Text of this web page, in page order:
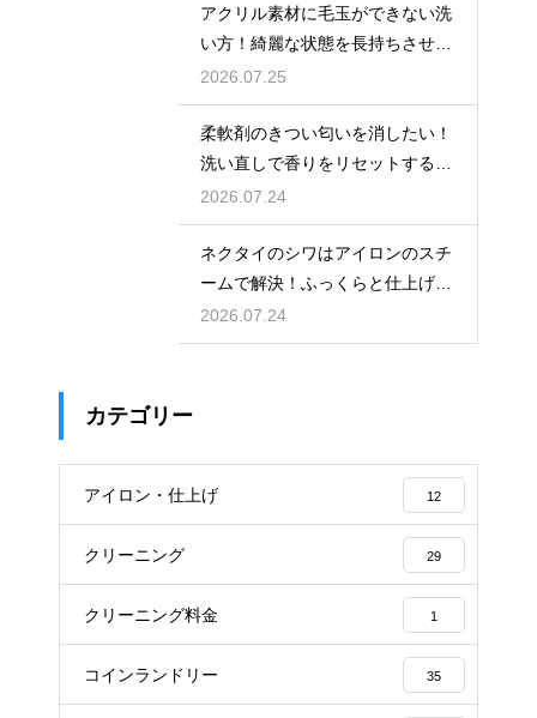
アクリル素材に毛玉ができない洗
い方！綺麗な状態を長持ちさせる
洗濯のコツ
2026.07.25
柔軟剤のきつい匂いを消したい！
洗い直しで香りをリセットする手
順
2026.07.24
ネクタイのシワはアイロンのスチ
ームで解決！ふっくらと仕上げる
裏技
2026.07.24
カテゴリー
アイロン・仕上げ 12
クリーニング 29
クリーニング料金 1
コインランドリー 35